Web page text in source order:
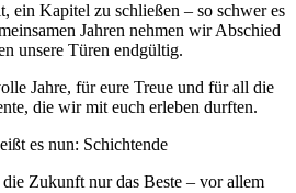
ein Kapitel zu schließen – so schwer es
Jahren nehmen wir Abschied
unsere Türen endgültig.
Jahre, für eure Treue und für all die
die wir mit euch erleben durften.
es nun: Schichtende
Zukunft nur das Beste – vor allem